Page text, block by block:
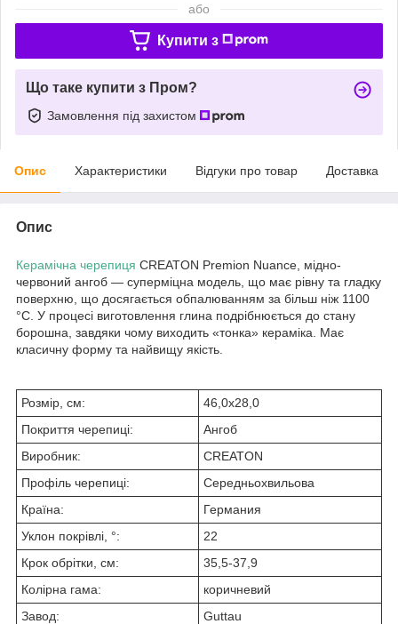
або
Купити з
Що таке купити з Пром?
Замовлення під захистом
Опис Характеристики Відгуки про товар Доставка
Опис
Керамічна черепиця CREATON Premion Nuance, мідно-
червоний ангоб — суперміцна модель, що має рівну та гладку
поверхню, що досягається обпалюванням за більш ніж 1100
°C. У процесі виготовлення глина подрібнюється до стану
борошна, завдяки чому виходить «тонка» кераміка. Має
класичну форму та найвищу якість.
Розмір, см:
46,0x28,0
Покриття черепиці:
Ангоб
Виробник:
CREATON
Профіль черепиці:
Середньохвильова
Країна:
Германия
Уклон покрівлі, °:
22
Крок обрітки, см:
35,5-37,9
Колірна гама:
коричневий
Завод:
Guttau